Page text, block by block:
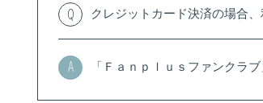
Q クレジットカード決済の場合
A 「Ｆａｎｐｌｕｓファンクラ